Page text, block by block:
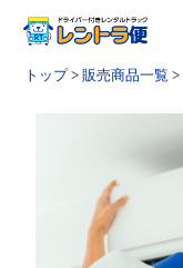
トップ> 販売商品一覧 >